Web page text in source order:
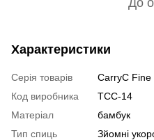
Характеристики
Серія товарів
CarryC Fine
Код виробника
TCC-14
Матеріал
бамбук
Тип спиць
Зйомні